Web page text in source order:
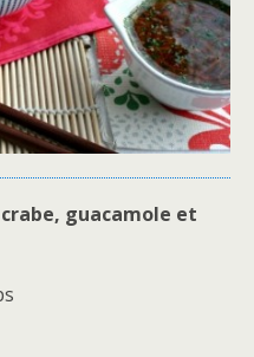
guacamole et